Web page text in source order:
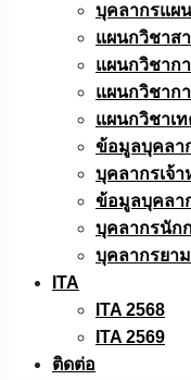
บุคลากรแผ
แผนกวิชาส
แผนกวิชาก
แผนกวิชาก
แผนกวิชาเ
ข้อมูลบุคลา
บุคลากรเจ้
ข้อมูลบุคลา
บุคลากรนัก
บุคลากรยา
ITA
ITA 2568
ITA 2569
ติดต่อ